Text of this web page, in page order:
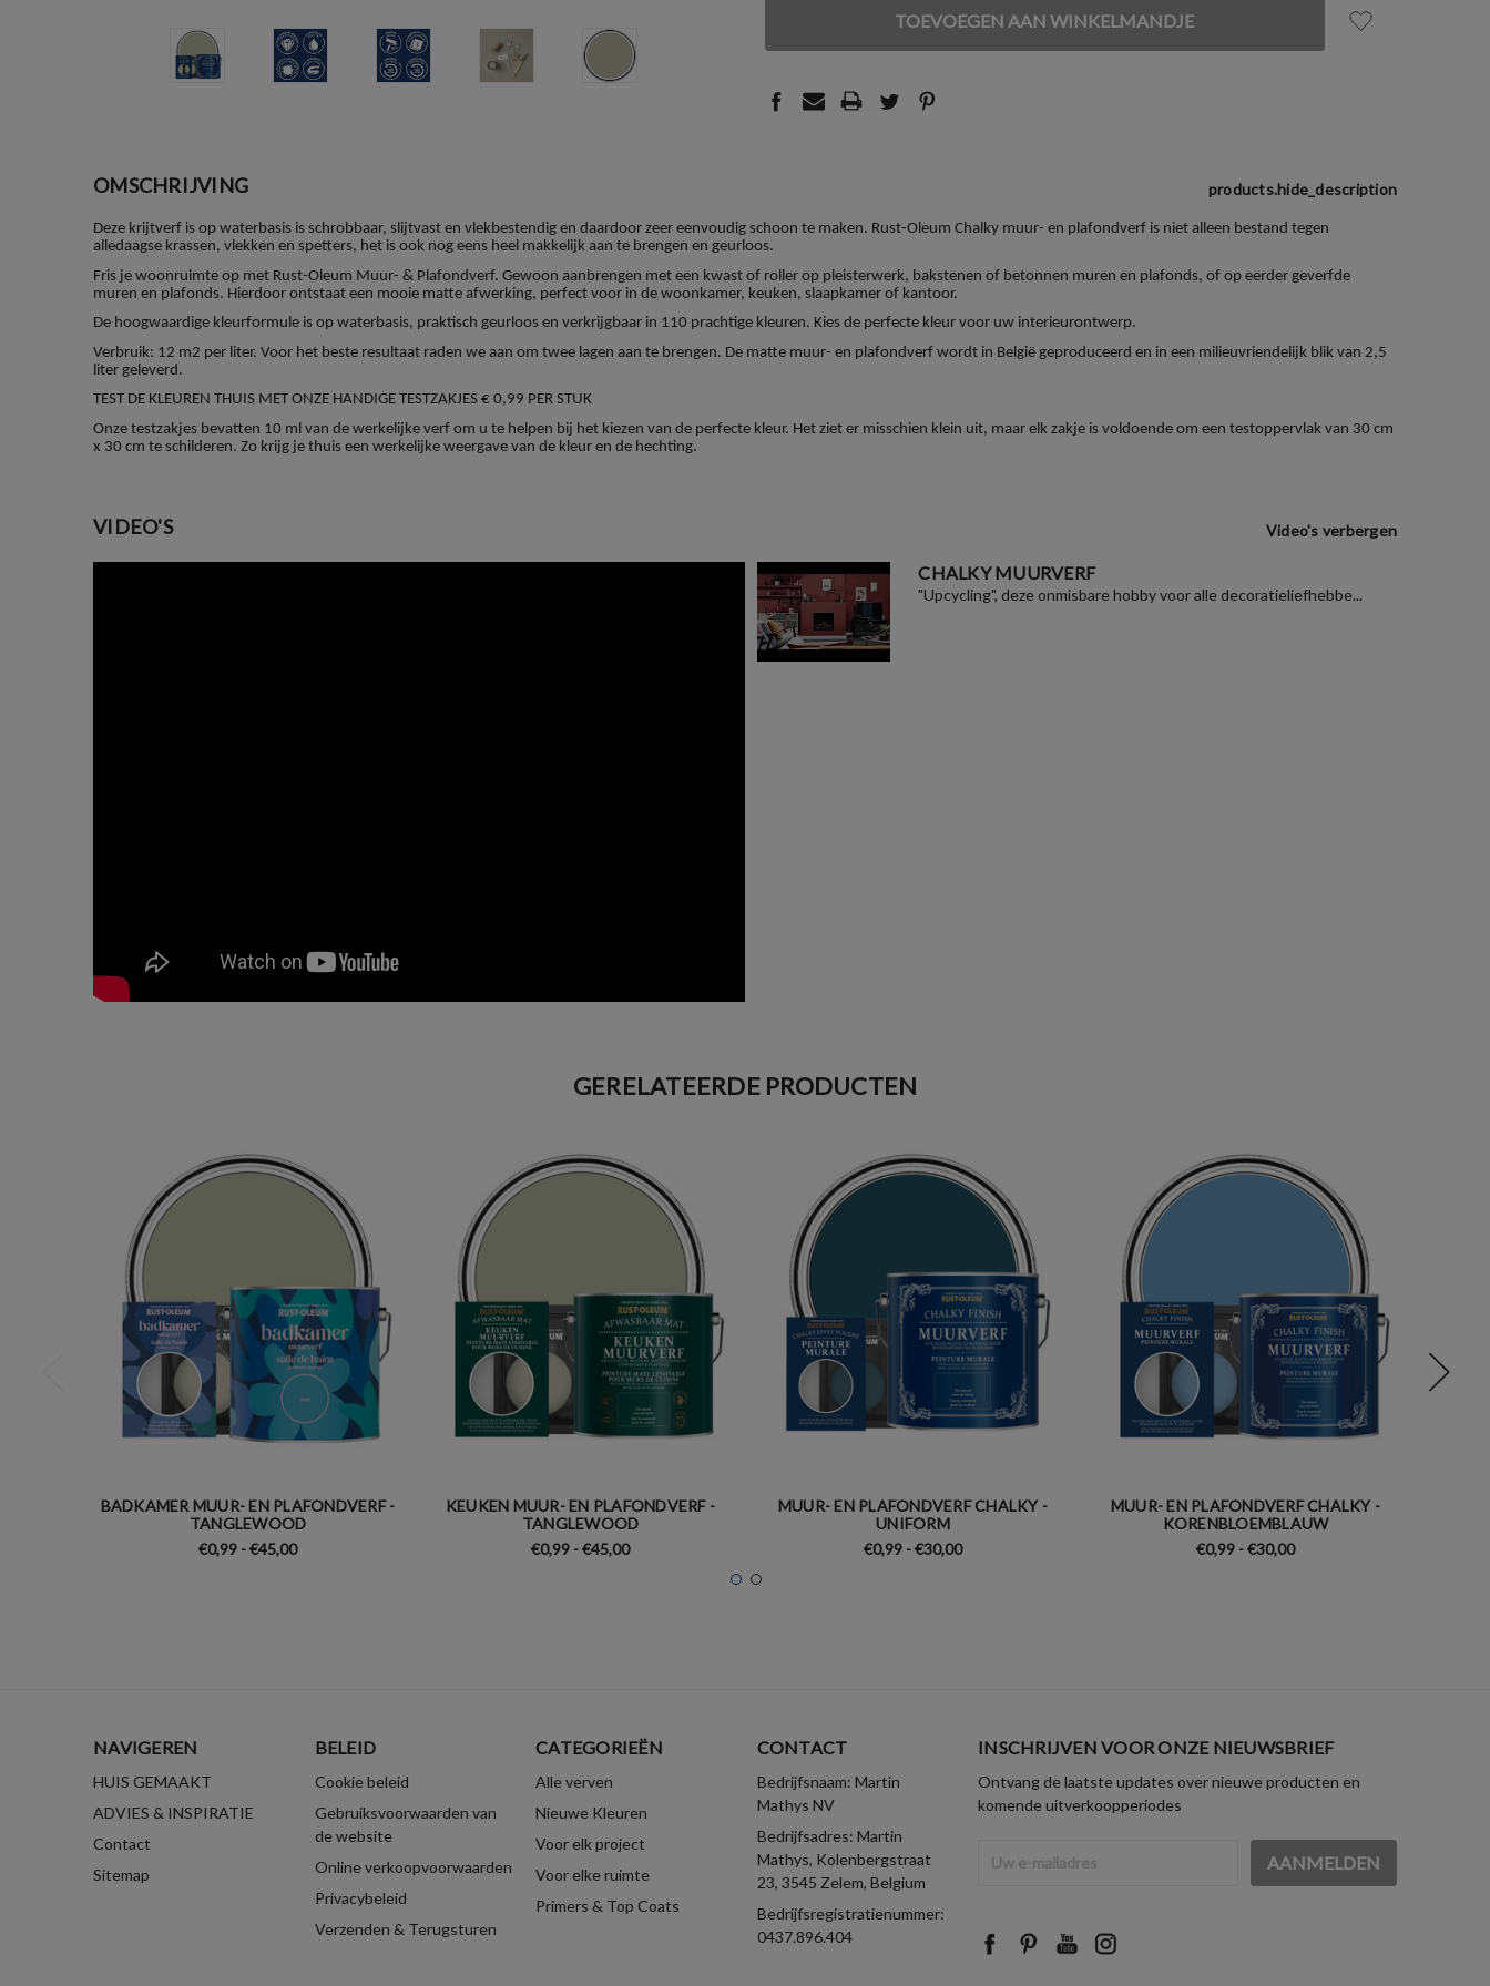
UNDEFINEDUNDEFINED
OMSCHRIJVING products.hide_description
Deze krijtverf is op waterbasis is schrobbaar, slijtvast en vlekbestendig en daardoor zeer eenvoudig schoon te maken. Rust-Oleum Chalky muur- en plafondverf is niet alleen bestand tegen
alledaagse krassen, vlekken en spetters, het is ook nog eens heel makkelijk aan te brengen en geurloos.
Fris je woonruimte op met Rust-Oleum Muur- & Plafondverf. Gewoon aanbrengen met een kwast of roller op pleisterwerk, bakstenen of betonnen muren en plafonds, of op eerder geverfde
muren en plafonds. Hierdoor ontstaat een mooie matte afwerking, perfect voor in de woonkamer, keuken, slaapkamer of kantoor.
De hoogwaardige kleurformule is op waterbasis, praktisch geurloos en verkrijgbaar in 110 prachtige kleuren. Kies de perfecte kleur voor uw interieurontwerp.
Verbruik: 12 m2 per liter. Voor het beste resultaat raden we aan om twee lagen aan te brengen. De matte muur- en plafondverf wordt in België geproduceerd en in een milieuvriendelijk blik van 2,5
liter geleverd.
TEST DE KLEUREN THUIS MET ONZE HANDIGE TESTZAKJES € 0,99 PER STUK
Onze testzakjes bevatten 10 ml van de werkelijke verf om u te helpen bij het kiezen van de perfecte kleur. Het ziet er misschien klein uit, maar elk zakje is voldoende om een testoppervlak van 30 cm
x 30 cm te schilderen. Zo krijg je thuis een werkelijke weergave van de kleur en de hechting.
VIDEO'S Video's verbergen
CHALKY MUURVERF
"Upcycling", deze onmisbare hobby voor alle decoratieliefhebbe...
GERELATEERDE PRODUCTEN
BADKAMER MUUR- EN PLAFONDVERF -
TANGLEWOOD
€0,99 - €45,00
KEUKEN MUUR- EN PLAFONDVERF -
TANGLEWOOD
€0,99 - €45,00
MUUR- EN PLAFONDVERF CHALKY -
UNIFORM
€0,99 - €30,00
MUUR- EN PLAFONDVERF CHALKY -
KORENBLOEMBLAUW
€0,99 - €30,00
NAVIGEREN
HUIS GEMAAKT
ADVIES & INSPIRATIE
Contact
Sitemap
BELEID
Cookie beleid
Gebruiksvoorwaarden van
de website
Online verkoopvoorwaarden
Privacybeleid
Verzenden & Terugsturen
CATEGORIEËN
Alle verven
Nieuwe Kleuren
Voor elk project
Voor elke ruimte
Primers & Top Coats
CONTACT
Bedrijfsnaam: Martin
Mathys NV
Bedrijfsadres: Martin
Mathys, Kolenbergstraat
23, 3545 Zelem, Belgium
Bedrijfsregistratienummer:
0437.896.404
INSCHRIJVEN VOOR ONZE NIEUWSBRIEF
Ontvang de laatste updates over nieuwe producten en
komende uitverkoopperiodes
mailadres